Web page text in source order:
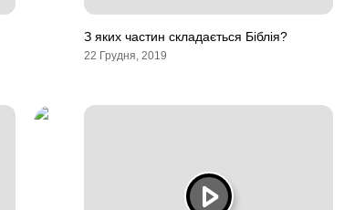
З яких частин складається Біблія?
22 Грудня, 2019